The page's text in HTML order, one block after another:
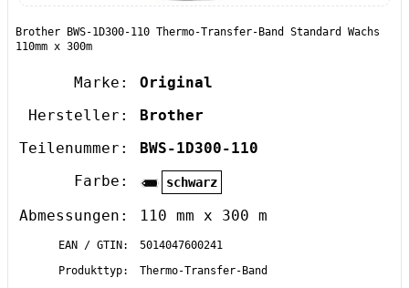
Brother BWS-1D300-110 Thermo-Transfer-Band Standard Wachs
110mm x 300m
Marke:
Original
Hersteller:
Brother
Teilenummer:
BWS-1D300-110
Farbe:
schwarz
Abmessungen: 110 mm x 300 m
EAN / GTIN:
5014047600241
Produkttyp:
Thermo-Transfer-Band